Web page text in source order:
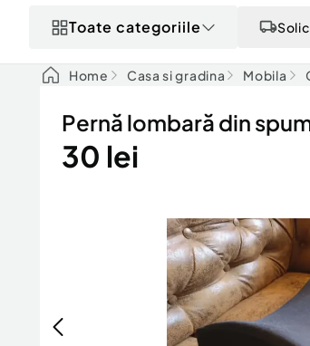
Toate categoriile
Home Casa si gradina Mobila
Pernă lombară din
30 lei